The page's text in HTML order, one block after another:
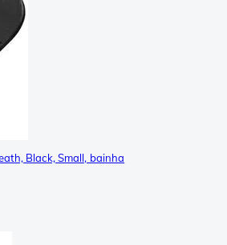
Black, Small, bainha